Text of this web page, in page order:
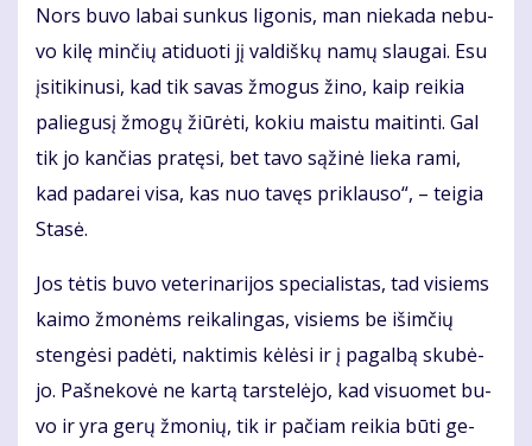
Nors bu­vo la­bai sun­kus li­go­nis, man nie­ka­da ne­bu­
vo ki­lę min­čių ati­duo­ti jį val­diš­kų na­mų slau­gai. Esu
įsi­ti­ki­nu­si, kad tik sa­vas žmo­gus ži­no, kaip rei­kia
pa­lie­gu­sį žmo­gų žiū­rė­ti, ko­kiu mais­tu mai­tin­ti. Gal
tik jo kan­čias pra­tę­si, bet ta­vo są­ži­nė lie­ka ra­mi,
kad pa­da­rei vi­sa, kas nuo ta­vęs pri­klau­so“, – tei­gia
Sta­sė.
Jos tė­tis bu­vo ve­te­ri­na­ri­jos spe­cia­lis­tas, tad vi­siems
kai­mo žmo­nėms rei­ka­lin­gas, vi­siems be iš­im­čių
sten­gė­si pa­dė­ti, nak­ti­mis kė­lė­si ir į pa­gal­bą sku­bė­
jo. Pa­šne­ko­vė ne kar­tą tars­te­lė­jo, kad vi­suo­met bu­
vo ir yra ge­rų žmo­nių, tik ir pa­čiam rei­kia bū­ti ge­